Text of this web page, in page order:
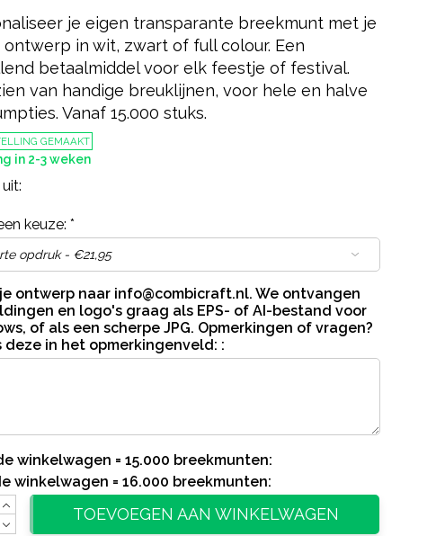
je eigen transparante breekmunt met je
ontwerp in wit, zwart of full colour. Een
betaalmiddel voor elk feestje of festival.
van handige breuklijnen, voor hele en halve
Vanaf 15.000 stuks.
GEMAAKT
in 2-3 weken
keuze: *
ontwerp naar info@combicraft.nl. We ontvangen
en logo's graag als EPS- of AI-bestand voor
of als een scherpe JPG. Opmerkingen of vragen?
deze in het opmerkingenveld: :
winkelwagen = 15.000 breekmunten:
winkelwagen = 16.000 breekmunten:
TOEVOEGEN AAN WINKELWAGEN